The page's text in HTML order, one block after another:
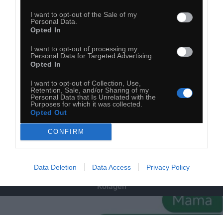
I want to opt-out of the Sale of my
Personal Data.
Opted In
I want to opt-out of processing my
Personal Data for Targeted Advertising.
Opted In
I want to opt-out of Collection, Use,
Retention, Sale, and/or Sharing of my
Personal Data that Is Unrelated with the
Purposes for which it was collected.
Opted Out
CONFIRM
Data Deletion Data Access Privacy Policy
Kolagen